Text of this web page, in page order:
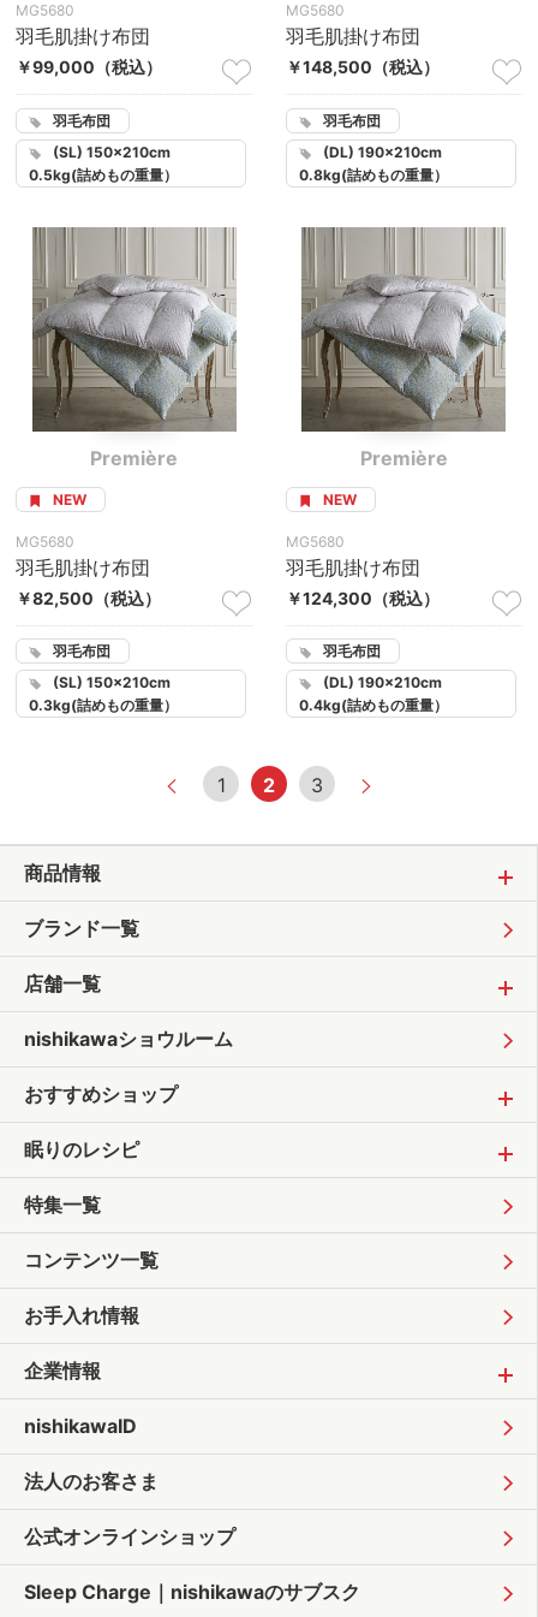
MG5680
羽毛肌掛け布団
￥99,000 （税込）
羽毛布団
(SL) 150×210cm
0.5kg(詰めもの重量）
MG5680
羽毛肌掛け布団
￥148,500 （税込）
羽毛布団
(DL) 190×210cm
0.8kg(詰めもの重量）
Première
NEW
MG5680
羽毛肌掛け布団
￥82,500 （税込）
羽毛布団
(SL) 150×210cm
0.3kg(詰めもの重量）
Première
NEW
MG5680
羽毛肌掛け布団
￥124,300 （税込）
羽毛布団
(DL) 190×210cm
0.4kg(詰めもの重量）
1 2 3
商品情報
ブランド一覧
店舗一覧
nishikawaショウルーム
おすすめショップ
眠りのレシピ
特集一覧
コンテンツ一覧
お手入れ情報
企業情報
nishikawaID
法人のお客さま
公式オンラインショップ
Sleep Charge｜ nishikawaのサブスク